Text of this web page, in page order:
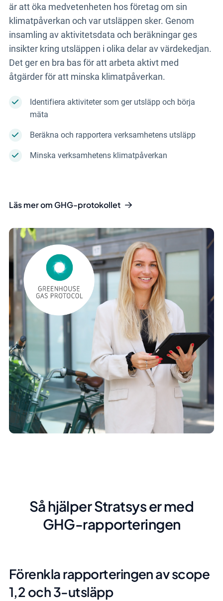
är att öka medvetenheten hos företag om sin
klimatpåverkan och var utsläppen sker. Genom
insamling av aktivitetsdata och beräkningar ges
insikter kring utsläppen i olika delar av värdekedjan.
Det ger en bra bas för att arbeta aktivt med
åtgärder för att minska klimatpåverkan.
Identifiera aktiviteter som ger utsläpp och börja
mäta
Beräkna och rapportera verksamhetens utsläpp
Minska verksamhetens klimatpåverkan
Läs mer om GHG-protokollet
Så hjälper Stratsys er med
GHG-rapporteringen
Förenkla rapporteringen av scope
1,2 och 3-utsläpp